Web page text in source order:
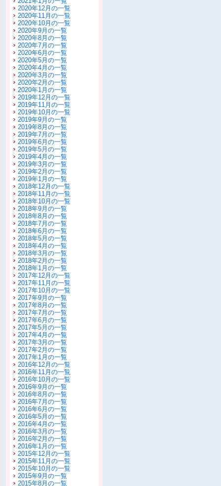
2020年12月の一覧
2020年11月の一覧
2020年10月の一覧
2020年9月の一覧
2020年8月の一覧
2020年7月の一覧
2020年6月の一覧
2020年5月の一覧
2020年4月の一覧
2020年3月の一覧
2020年2月の一覧
2020年1月の一覧
2019年12月の一覧
2019年11月の一覧
2019年10月の一覧
2019年9月の一覧
2019年8月の一覧
2019年7月の一覧
2019年6月の一覧
2019年5月の一覧
2019年4月の一覧
2019年3月の一覧
2019年2月の一覧
2019年1月の一覧
2018年12月の一覧
2018年11月の一覧
2018年10月の一覧
2018年9月の一覧
2018年8月の一覧
2018年7月の一覧
2018年6月の一覧
2018年5月の一覧
2018年4月の一覧
2018年3月の一覧
2018年2月の一覧
2018年1月の一覧
2017年12月の一覧
2017年11月の一覧
2017年10月の一覧
2017年9月の一覧
2017年8月の一覧
2017年7月の一覧
2017年6月の一覧
2017年5月の一覧
2017年4月の一覧
2017年3月の一覧
2017年2月の一覧
2017年1月の一覧
2016年12月の一覧
2016年11月の一覧
2016年10月の一覧
2016年9月の一覧
2016年8月の一覧
2016年7月の一覧
2016年6月の一覧
2016年5月の一覧
2016年4月の一覧
2016年3月の一覧
2016年2月の一覧
2016年1月の一覧
2015年12月の一覧
2015年11月の一覧
2015年10月の一覧
2015年9月の一覧
2015年8月の一覧